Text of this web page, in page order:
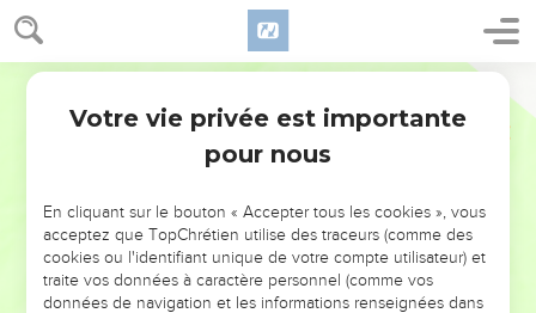
NE MANQUEZ PAS L’ÉVÉNEMENT
DE L’ANNÉE !
ET SI LEURS ERREURS POUVAIENT VOUS ÉVITER LES
VOTRES ?
Votre vie privée est importante
pour nous
En cliquant sur le bouton « Accepter tous les cookies », vous
acceptez que TopChrétien utilise des traceurs (comme des
cookies ou l'identifiant unique de votre compte utilisateur) et
traite vos données à caractère personnel (comme vos
données de navigation et les informations renseignées dans